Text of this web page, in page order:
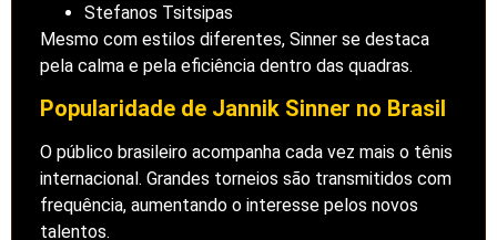
Stefanos Tsitsipas
Mesmo com estilos diferentes, Sinner se destaca
pela calma e pela eficiência dentro das quadras.
Popularidade de Jannik Sinner no Brasil
O público brasileiro acompanha cada vez mais o tênis
internacional. Grandes torneios são transmitidos com
frequência, aumentando o interesse pelos novos
talentos.